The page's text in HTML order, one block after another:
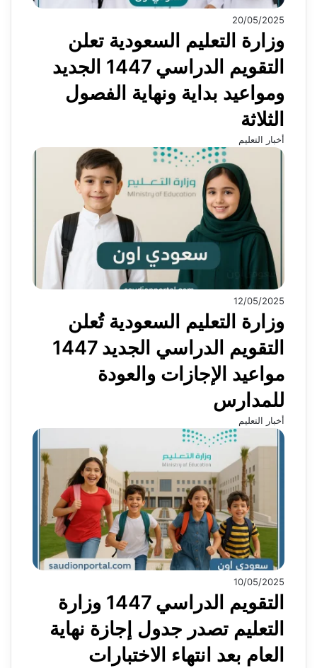
20/05/2025
وزارة التعليم السعودية تعلن
التقويم الدراسي 1447 الجديد
ومواعيد بداية ونهاية الفصول
الثلاثة
أخبار التعليم
12/05/2025
وزارة التعليم السعودية تُعلن
التقويم الدراسي الجديد 1447
مواعيد الإجازات والعودة
للمدارس
أخبار التعليم
10/05/2025
التقويم الدراسي 1447 وزارة
التعليم تصدر جدول إجازة نهاية
العام بعد انتهاء الاختبارات